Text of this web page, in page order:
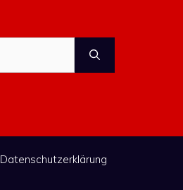
Datenschutzerklärung